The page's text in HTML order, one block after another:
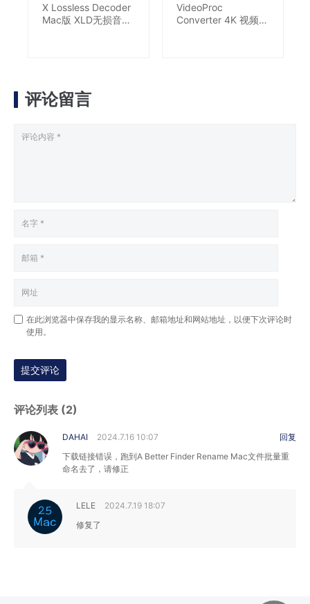
X Lossless Decoder
Mac版 XLD无损音频
VideoProc
Converter 4K 视频转
评论留言
在此浏览器中保存我的显示名称、邮箱地址和网站地址，以便下次评论时
使用。
提交评论
评论列表 (2)
DAHAI
2024.7.16 10:07
下载链接错误，跑到A Better Finder Rename Mac文件批量重
命名去了，请修正
回复
LELE
2024.7.19 18:07
修复了